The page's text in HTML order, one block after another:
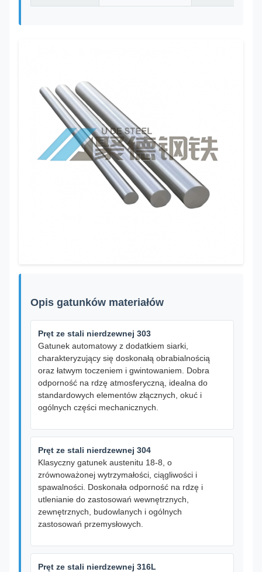
Opis gatunków materiałów
Pręt ze stali nierdzewnej 303
Gatunek automatowy z dodatkiem siarki,
charakteryzujący się doskonałą obrabialnością
oraz łatwym toczeniem i gwintowaniem. Dobra
odporność na rdzę atmosferyczną, idealna do
standardowych elementów złącznych, okuć i
ogólnych części mechanicznych.
Pręt ze stali nierdzewnej 304
Klasyczny gatunek austenitu 18-8, o
zrównoważonej wytrzymałości, ciągliwości i
spawalności. Doskonała odporność na rdzę i
utlenianie do zastosowań wewnętrznych,
zewnętrznych, budowlanych i ogólnych
zastosowań przemysłowych.
Pręt ze stali nierdzewnej 316L